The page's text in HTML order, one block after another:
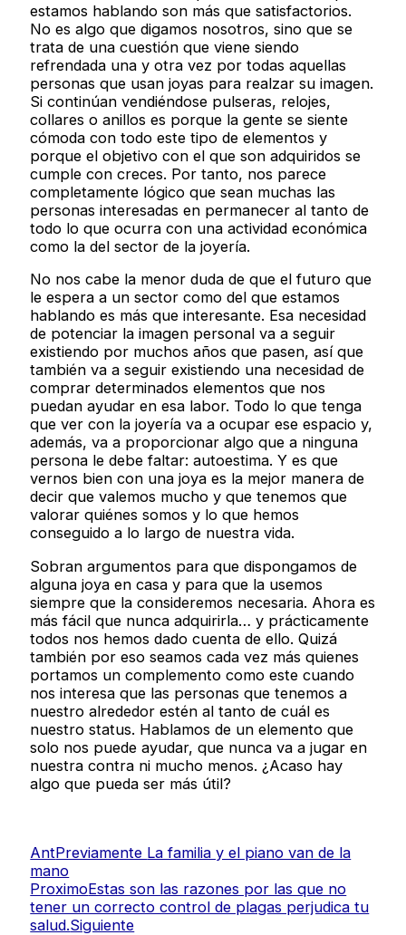
estamos hablando son más que satisfactorios.
No es algo que digamos nosotros, sino que se
trata de una cuestión que viene siendo
refrendada una y otra vez por todas aquellas
personas que usan joyas para realzar su imagen.
Si continúan vendiéndose pulseras, relojes,
collares o anillos es porque la gente se siente
cómoda con todo este tipo de elementos y
porque el objetivo con el que son adquiridos se
cumple con creces. Por tanto, nos parece
completamente lógico que sean muchas las
personas interesadas en permanecer al tanto de
todo lo que ocurra con una actividad económica
como la del sector de la joyería.
No nos cabe la menor duda de que el futuro que
le espera a un sector como del que estamos
hablando es más que interesante. Esa necesidad
de potenciar la imagen personal va a seguir
existiendo por muchos años que pasen, así que
también va a seguir existiendo una necesidad de
comprar determinados elementos que nos
puedan ayudar en esa labor. Todo lo que tenga
que ver con la joyería va a ocupar ese espacio y,
además, va a proporcionar algo que a ninguna
persona le debe faltar: autoestima. Y es que
vernos bien con una joya es la mejor manera de
decir que valemos mucho y que tenemos que
valorar quiénes somos y lo que hemos
conseguido a lo largo de nuestra vida.
Sobran argumentos para que dispongamos de
alguna joya en casa y para que la usemos
siempre que la consideremos necesaria. Ahora es
más fácil que nunca adquirirla… y prácticamente
todos nos hemos dado cuenta de ello. Quizá
también por eso seamos cada vez más quienes
portamos un complemento como este cuando
nos interesa que las personas que tenemos a
nuestro alrededor estén al tanto de cuál es
nuestro status. Hablamos de un elemento que
solo nos puede ayudar, que nunca va a jugar en
nuestra contra ni mucho menos. ¿Acaso hay
algo que pueda ser más útil?
AntPreviamente La familia y el piano van de la
mano
ProximoEstas son las razones por las que no
tener un correcto control de plagas perjudica tu
salud.Siguiente